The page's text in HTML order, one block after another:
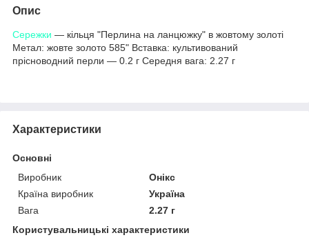
Опис
Сережки — кільця "Перлина на ланцюжку" в жовтому золоті
Метал: жовте золото 585" Вставка: культивований
прісноводний перли — 0.2 г Середня вага: 2.27 г
Характеристики
Основні
Виробник
Онікс
Країна виробник
Україна
Вага
2.27 г
Користувальницькі характеристики